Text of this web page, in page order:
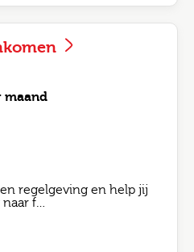
maand
regelgeving en help jij
naar f…